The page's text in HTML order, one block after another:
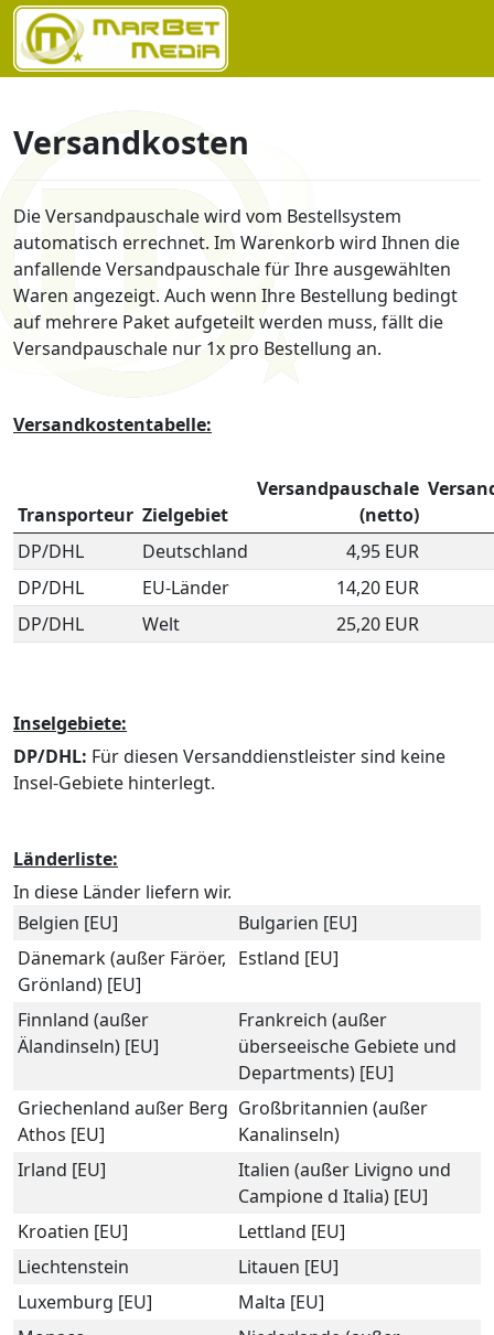
Versandkosten
Die Versandpauschale wird vom Bestellsystem
automatisch errechnet. Im Warenkorb wird Ihnen die
anfallende Versandpauschale für Ihre ausgewählten
Waren angezeigt. Auch wenn Ihre Bestellung bedingt
auf mehrere Paket aufgeteilt werden muss, fällt die
Versandpauschale nur 1x pro Bestellung an.
Versandkostentabelle:
Transporteur Zielgebiet
Versandpauschale
(netto)
DP/DHL Deutschland
4,95 EUR
DP/DHL
EU-Länder
14,20 EUR
DP/DHL
Welt 25,20 EUR
Inselgebiete:
DP/DHL: Für diesen Versanddienstleister sind keine
Insel-Gebiete hinterlegt.
Länderliste:
In diese Länder liefern wir.
Belgien [EU]
Bulgarien [EU]
Dänemark (außer Färöer,
Grönland) [EU]
Estland [EU]
Finnland (außer
Älandinseln) [EU]
Frankreich (außer
überseeische Gebiete und
Departments) [EU]
Griechenland außer Berg
Athos [EU]
Großbritannien (außer
Kanalinseln)
Irland [EU]
Italien (außer Livigno und
Campione d Italia) [EU]
Kroatien [EU]
Lettland [EU]
Liechtenstein
Litauen [EU]
Luxemburg [EU]
Malta [EU]